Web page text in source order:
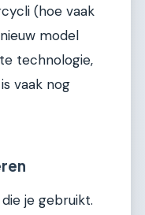
(hoe vaak
model
technologie,
vaak nog
je gebruikt.